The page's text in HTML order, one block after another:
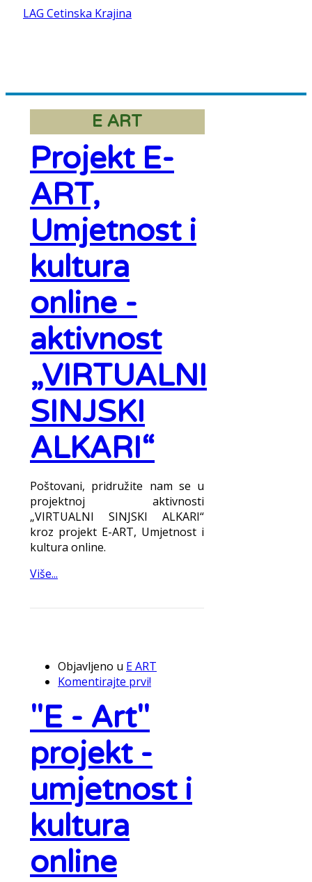
LAG Cetinska Krajina
E ART
Projekt E-
ART,
Umjetnost i
kultura
online -
aktivnost
„VIRTUALNI
SINJSKI
ALKARI“
Poštovani, pridružite nam se u
projektnoj aktivnosti
„VIRTUALNI SINJSKI ALKARI“
kroz projekt E-ART, Umjetnost i
kultura online.
Više...
Objavljeno u E ART
Komentirajte prvi!
"E - Art"
projekt -
umjetnost i
kultura
online